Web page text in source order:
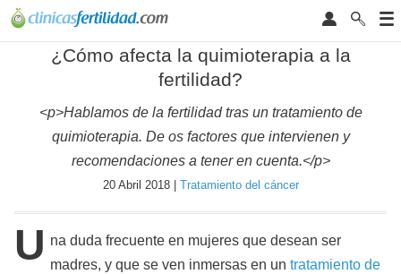
¿Cómo afecta la quimioterapia a la
fertilidad?
<p>Hablamos de la fertilidad tras un tratamiento de
quimioterapia. De os factores que intervienen y
recomendaciones a tener en cuenta.</p>
20 Abril 2018 | Tratamiento del cáncer
U na duda frecuente en mujeres que desean ser
madres, y que se ven inmersas en un tratamiento de